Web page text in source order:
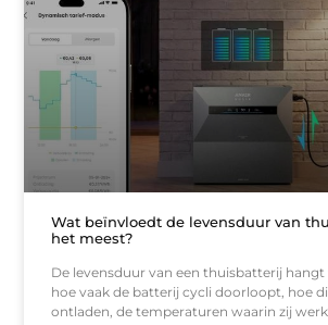
Wat beïnvloedt de levensduur van
het meest?
De levensduur van een thuisbatterij hangt
hoe vaak de batterij cycli doorloopt, hoe
ontladen, de temperaturen waarin zij